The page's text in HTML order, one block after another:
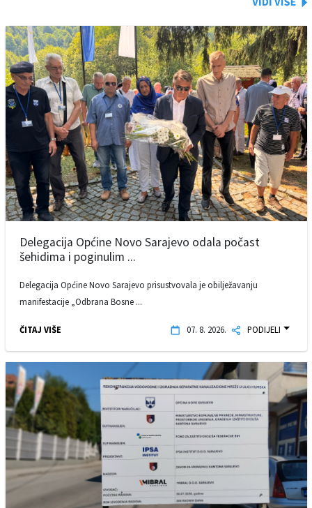
Delegacija Općine Novo Sarajevo odala počast
šehidima i poginulim ...
Delegacija Općine Novo Sarajevo prisustvovala je obilježavanju
manifestacije „Odbrana Bosne ...
ČITAJ VIŠE 07. 8. 2026. PODIJELI